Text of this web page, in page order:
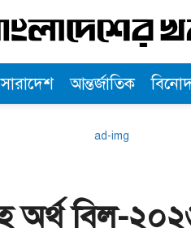
সারাদেশ আন্তর্জাতিক
অর্থ বিল-